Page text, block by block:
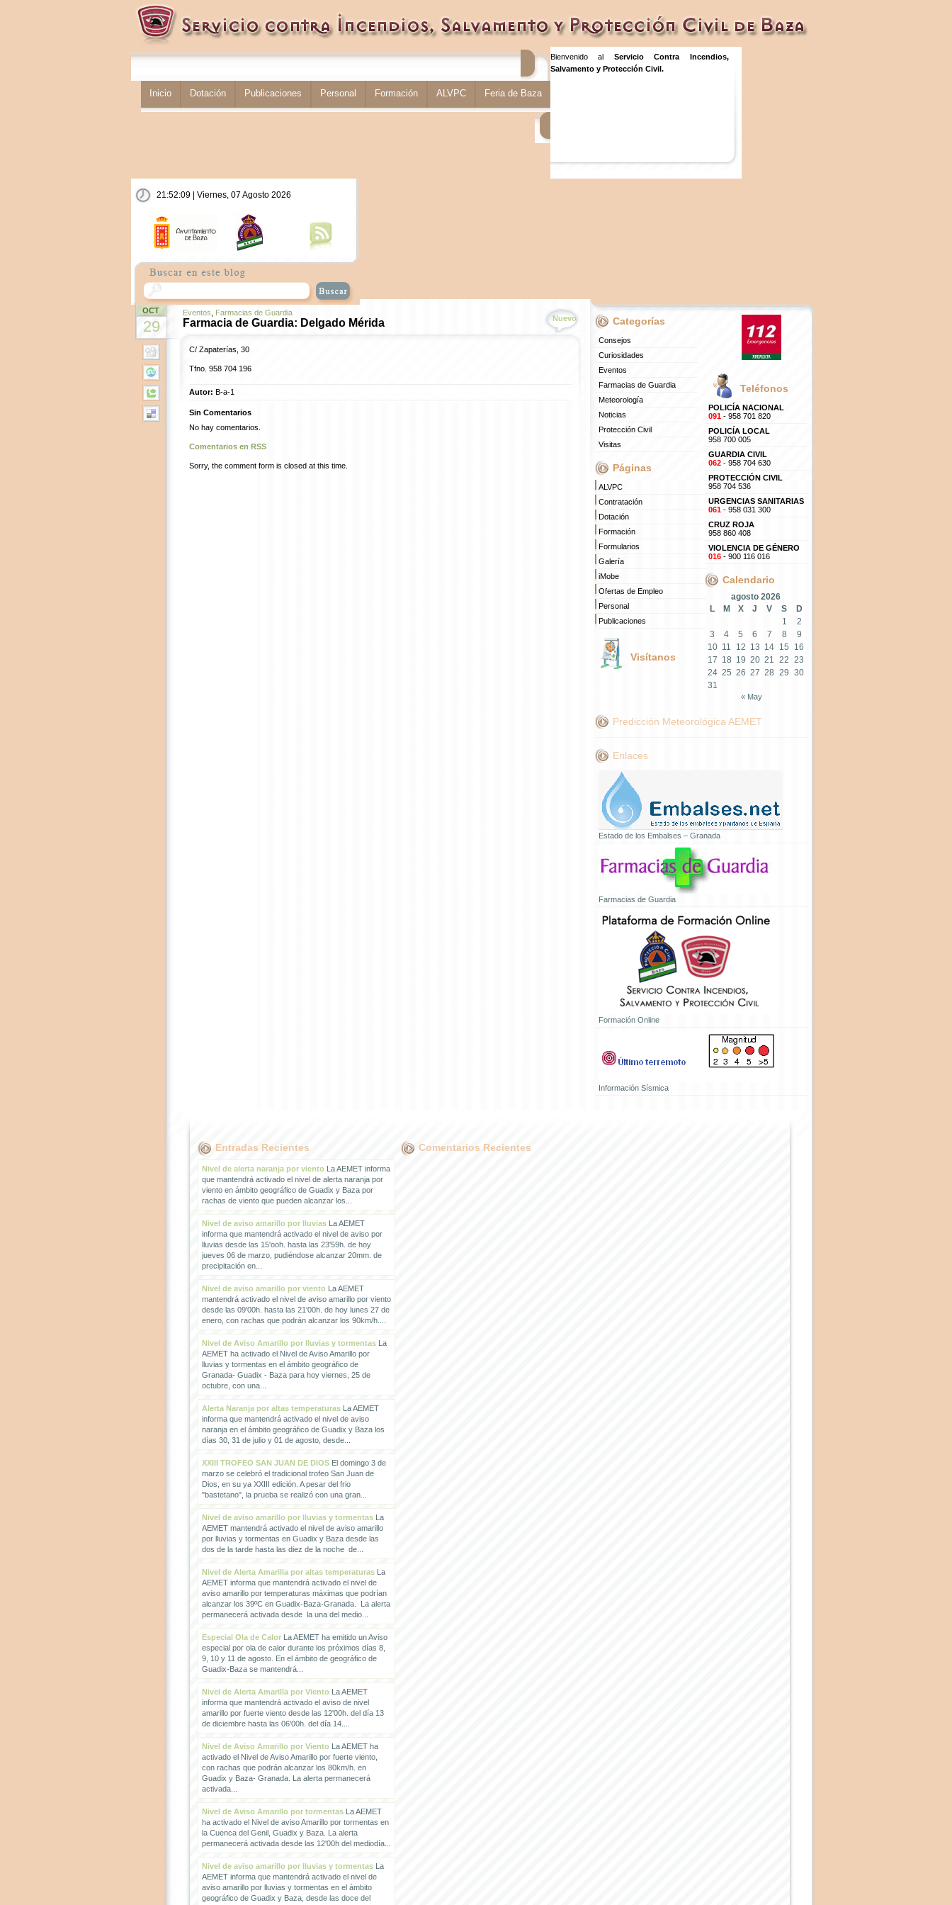
Inicio Dotación Publicaciones Personal Formación ALVPC Feria de Baza
Bienvenido al Servicio Contra Incendios,
Salvamento y Protección Civil.
21:52:09 | Viernes, 07 Agosto 2026
OCT
29
Eventos Farmacias de Guardia
Farmacia de Guardia: Delgado Mérida Nuevo
C/ Zapaterías, 30
Tfno. 958 704 196
Autor: B-a-1
Sin Comentarios
No hay comentarios.
Comentarios en RSS
Sorry, the comment form is closed at this time.
Categorías
Consejos
Curiosidades
Eventos
Farmacias de Guardia
Meteorología
Noticias
Protección Civil
Visitas
Páginas
ALVPC
Contratación
Dotación
Formación
Formularios
Galería
iMobe
Ofertas de Empleo
Personal
Publicaciones
Visítanos
Teléfonos
POLICÍA NACIONAL
091- 958 701 820
POLICÍA LOCAL
958 700 005
GUARDIA CIVIL
062- 958 704 630
PROTECCIÓN CIVIL
958 704 536
URGENCIAS SANITARIAS
061- 958 031 300
CRUZ ROJA
958 860 408
VIOLENCIA DE GÉNERO
016- 900 116 016
Calendario
agosto 2026
L
M X J V S
D
1
2
3
4 5 6 7 8
9
10 11 12 13 14 15
16
17 18 19 20 21 22 23
24 25 26 27 28 29 30
31
« May
Predicción Meteorológica AEMET
Enlaces
Estado de los Embalses – Granada
Farmacias de Guardia
Formación Online
Información Sísmica
Entradas Recientes
Nivel de alerta naranja por vientoLa AEMET informa
que mantendrá activado el nivel de alerta naranja por
viento en ámbito geográfico de Guadix y Baza por
rachas de viento que pueden alcanzar los...
Nivel de aviso amarillo por lluviasLa AEMET
informa que mantendrá activado el nivel de aviso por
lluvias desde las 15'ooh. hasta las 23'59h. de hoy
jueves 06 de marzo, pudiéndose alcanzar 20mm. de
precipitación en...
Nivel de aviso amarillo por vientoLa AEMET
mantendrá activado el nivel de aviso amarillo por viento
desde las 09'00h. hasta las 21'00h. de hoy lunes 27 de
enero, con rachas que podrán alcanzar los 90km/h....
Nivel de Aviso Amarillo por lluvias y tormentasLa
AEMET ha activado el Nivel de Aviso Amarillo por
lluvias y tormentas en el ámbito geográfico de
Granada- Guadix - Baza para hoy viernes, 25 de
octubre, con una...
Alerta Naranja por altas temperaturasLa AEMET
informa que mantendrá activado el nivel de aviso
naranja en el ámbito geográfico de Guadix y Baza los
días 30, 31 de julio y 01 de agosto, desde...
XXIII TROFEO SAN JUAN DE DIOSEl domingo 3 de
marzo se celebró el tradicional trofeo San Juan de
Dios, en su ya XXIII edición. A pesar del frio
"bastetano", la prueba se realizó con una gran...
Nivel de aviso amarillo por lluvias y tormentasLa
AEMET mantendrá activado el nivel de aviso amarillo
por lluvias y tormentas en Guadix y Baza desde las
dos de la tarde hasta las diez de la noche de...
Nivel de Alerta Amarilla por altas temperaturasLa
AEMET informa que mantendrá activado el nivel de
aviso amarillo por temperaturas máximas que podrían
alcanzar los 39ºC en Guadix-Baza-Granada. La alerta
permanecerá activada desde la una del medio...
Especial Ola de CalorLa AEMET ha emitido un Aviso
especial por ola de calor durante los próximos días 8,
9, 10 y 11 de agosto. En el ámbito de geográfico de
Guadix-Baza se mantendrá...
Nivel de Alerta Amarilla por VientoLa AEMET
informa que mantendrá activado el aviso de nivel
amarillo por fuerte viento desde las 12'00h. del día 13
de diciembre hasta las 06'00h. del día 14....
Nivel de Aviso Amarillo por VientoLa AEMET ha
activado el Nivel de Aviso Amarillo por fuerte viento,
con rachas que podrán alcanzar los 80km/h. en
Guadix y Baza- Granada. La alerta permanecerá
activada...
Nivel de Aviso Amarillo por tormentasLa AEMET
ha activado el Nivel de aviso Amarillo por tormentas en
la Cuenca del Genil, Guadix y Baza. La alerta
permanecerá activada desde las 12'00h del mediodía...
Nivel de aviso amarillo por lluvias y tormentasLa
AEMET informa que mantendrá activado el nivel de
aviso amarillo por lluvias y tormentas en el ámbito
geográfico de Guadix y Baza, desde las doce del
Comentarios Recientes